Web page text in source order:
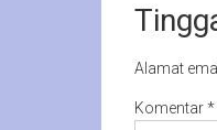
Alamat
Komentar*